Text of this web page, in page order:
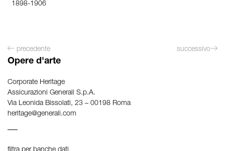
1898-1906
precedente successivo
Opere d'arte
Corporate Heritage
Assicurazioni Generali S.p.A.
Via Leonida Bissolati, 23 – 00198 Roma
heritage@generali.com